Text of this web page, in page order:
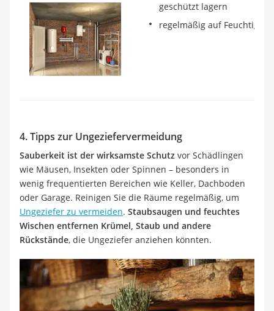
geschützt lagern
regelmäßig auf
4. Tipps zur Ungeziefervermeidung
Sauberkeit ist der wirksamste Schutz vor Schädlingen
wie Mäusen, Insekten oder Spinnen – besonders in
wenig frequentierten Bereichen wie Keller, Dachboden
oder Garage. Reinigen Sie die Räume regelmäßig, um
Ungeziefer zu vermeiden. Staubsaugen und feuchtes
Wischen entfernen Krümel, Staub und andere
Rückstände, die Ungeziefer anziehen könnten.